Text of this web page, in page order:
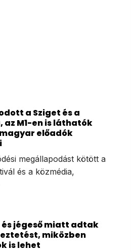
a Sziget és a
az M1-en is láthatók
előadók
megállapodást kötött a
és a közmédia,
jégeső miatt adtak
miközben
is lehet